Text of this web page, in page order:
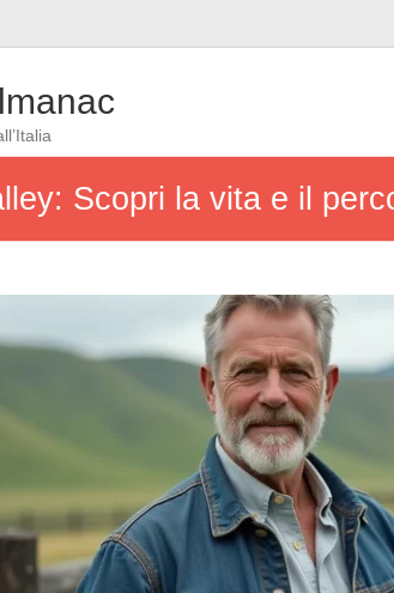
Scopri la vita e il